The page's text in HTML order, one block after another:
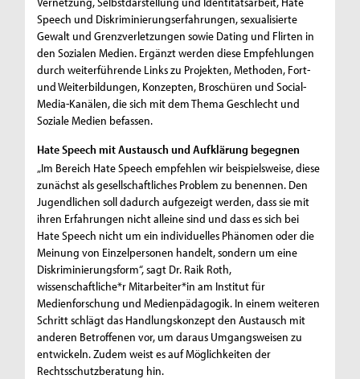
Speech und Diskriminierungserfahrungen, sexualisierte
Gewalt und Grenzverletzungen sowie Dating und Flirten in
den Sozialen Medien. Ergänzt werden diese Empfehlungen
durch weiterführende Links zu Projekten, Methoden, Fort-
und Weiterbildungen, Konzepten, Broschüren und Social-
Media-Kanälen, die sich mit dem Thema Geschlecht und
Soziale Medien befassen.
Hate Speech mit Austausch und Aufklärung begegnen
„Im Bereich Hate Speech empfehlen wir beispielsweise, diese
zunächst als gesellschaftliches Problem zu benennen. Den
Jugendlichen soll dadurch aufgezeigt werden, dass sie mit
ihren Erfahrungen nicht alleine sind und dass es sich bei
Hate Speech nicht um ein individuelles Phänomen oder die
Meinung von Einzelpersonen handelt, sondern um eine
Diskriminierungsform“, sagt Dr. Raik Roth,
wissenschaftliche*r Mitarbeiter*in am Institut für
Medienforschung und Medienpädagogik. In einem weiteren
Schritt schlägt das Handlungskonzept den Austausch mit
anderen Betroffenen vor, um daraus Umgangsweisen zu
entwickeln. Zudem weist es auf Möglichkeiten der
Rechtsschutzberatung hin.